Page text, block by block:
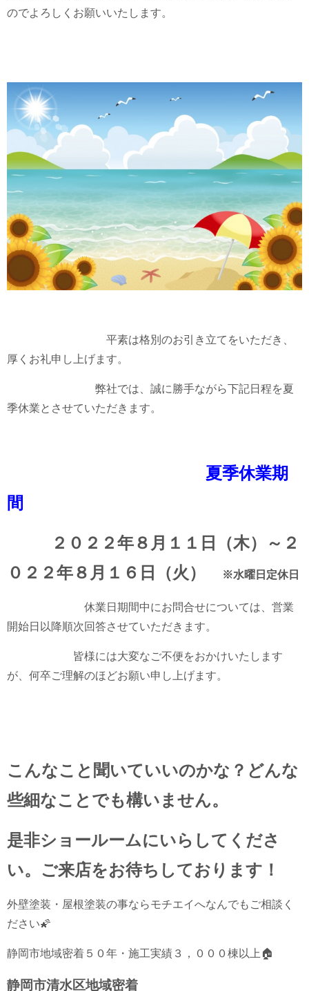
のでよろしくお願いいたします。
平素は格別のお引き立てをいただき、
厚くお礼申し上げます。
弊社では、誠に勝手ながら下記日程を夏
季休業とさせていただきます。
夏季休業期
間
２０２２年８月１１日（木）～２
０２２年８月１６日（火）
※水曜日定休日
休業日期間中にお問合せについては、営業
開始日以降順次回答させていただきます。
皆様には大変なご不便をおかけいたします
が、何卒ご理解のほどお願い申し上げます。
こんなこと聞いていいのかな？どんな
些細なことでも構いません。
是非ショールームにいらしてくださ
い。ご来店をお待ちしております！
外壁塗装・屋根塗装の事ならモチエイへなんでもご相談く
ださい🌠
静岡市地域密着５０年・施工実績３，０００棟以上🏠
静岡市清水区地域密着